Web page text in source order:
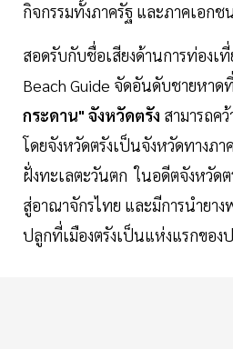
กิจกรรมทั้งภาครัฐ และภาคเอกช
สอดรับกับชื่อเสียงด้านการท่องเ
Beach Guide จัดอันดับชายหาด
กระดาน" จังหวัดตรัง สามารถค
โดยจังหวัดตรังเป็นจังหวัดทางภ
ฝั่งทะเลตะวันตก ในอดีตจังหวัด
สู่อาณาจักรไทย และมีการนำยาง
ปลูกที่เมืองตรังเป็นแห่งแรกของ